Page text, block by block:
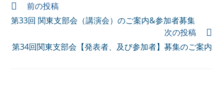
前の投稿
第33回 関東支部会（講演会）のご案内&参加者募集
次の投稿
第34回関東支部会【発表者、及び参加者】募集のご案内